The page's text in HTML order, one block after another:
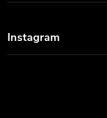
Instagram